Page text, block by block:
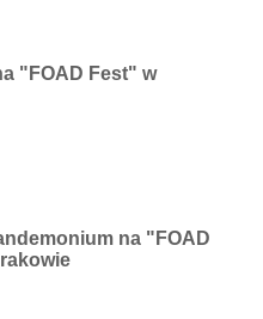
"FOAD Fest" w
na "FOAD